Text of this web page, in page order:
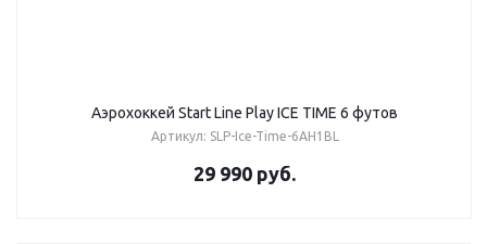
Аэрохоккей Start Line Play ICE TIME 6 футов
Артикул: SLP-Ice-Time-6AH1BL
29 990 руб.